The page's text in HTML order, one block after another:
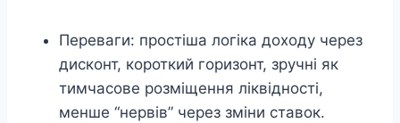
Переваги: простіша логіка доходу через
дисконт, короткий горизонт, зручні як
тимчасове розміщення ліквідності,
менше “нервів” через зміни ставок.